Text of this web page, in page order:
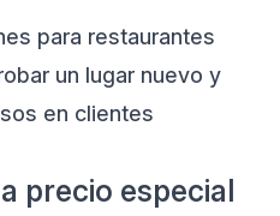
para restaurantes
un lugar nuevo y
en clientes
precio especial